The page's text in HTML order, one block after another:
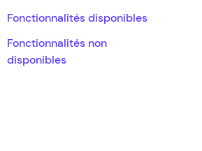
Fonctionnalités disponibles
Fonctionnalités non
disponibles